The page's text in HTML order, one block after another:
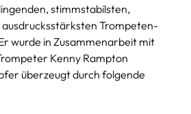
stimmstabilsten,
Trompeten-
wurde in Zusammenarbeit mit
Kenny Rampton
überzeugt durch folgende